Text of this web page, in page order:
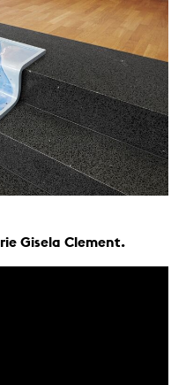
Gisela Clement.